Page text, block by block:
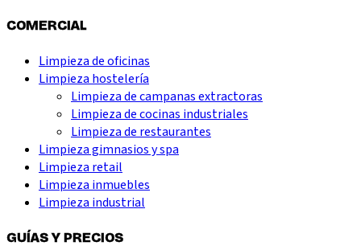
COMERCIAL
Limpieza de oficinas
Limpieza hostelería
Limpieza de campanas extractoras
Limpieza de cocinas industriales
Limpieza de restaurantes
Limpieza gimnasios y spa
Limpieza retail
Limpieza inmuebles
Limpieza industrial
GUÍAS Y PRECIOS